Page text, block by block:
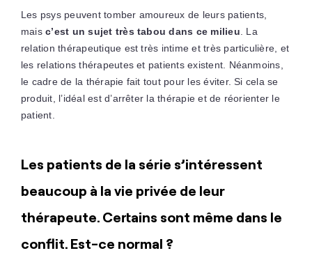
Les psys peuvent tomber amoureux de leurs patients,
maisc’est un sujet très tabou dans ce milieu. La
relation thérapeutique est très intime et très particulière, et
les relations thérapeutes et patients existent. Néanmoins,
le cadre de la thérapie fait tout pour les éviter. Si cela se
produit, l’idéal est d’arrêter la thérapie et de réorienter le
patient.
Les patients de la série s’intéressent
beaucoup à la vie privée de leur
thérapeute. Certains sont même dans le
conflit. Est-ce normal ?